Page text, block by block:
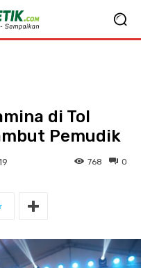
di Tol
Pemudik
0
768